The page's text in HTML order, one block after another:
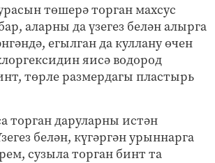
төшерә торган махсус
аларны да үзегез белән алырга
егылган да куллану өчен
яисә водород
төрле размердагы пластырь
торган даруларны истән
белән, күгәргән урыннарга
сузыла торган бинт та